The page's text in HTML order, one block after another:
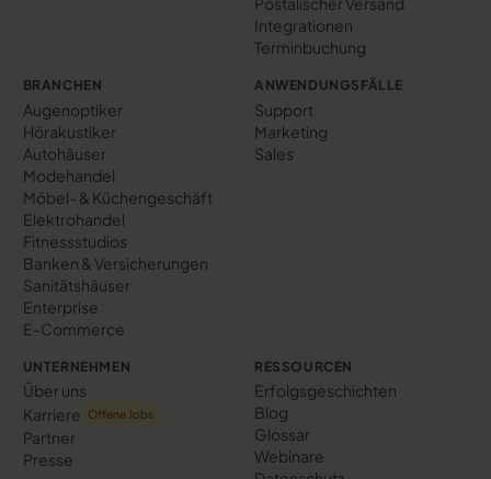
Integrationen
Terminbuchung
BRANCHEN
Augenoptiker
Hörakustiker
Autohäuser
Modehandel
Möbel- & Küchengeschäft
Elektrohandel
Fitnessstudios
Banken & Versicherungen
Sanitätshäuser
Enterprise
E-Commerce
ANWENDUNGSFÄLLE
Support
Marketing
Sales
UNTERNEHMEN
Über uns
Karriere
Offene Jobs
Partner
Presse
RESSOURCEN
Erfolgs­geschichten
Blog
Glossar
Webinare